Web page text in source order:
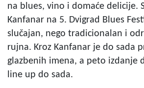
na blues, vino i domaće delicije.
Kanfanar na 5. Dvigrad Blues
slučajan, nego tradicionalan i
rujna. Kroz Kanfanar je do sada
glazbenih imena, a peto izdanje
line up do sada.